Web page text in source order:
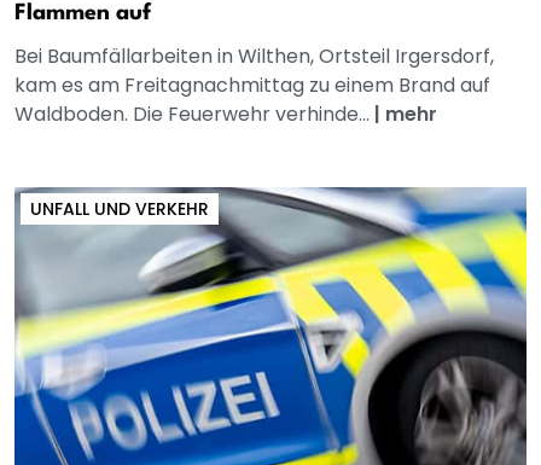
Flammen auf
Bei Baumfällarbeiten in Wilthen, Ortsteil Irgersdorf,
kam es am Freitagnachmittag zu einem Brand auf
Waldboden. Die Feuerwehr verhinde... | mehr
UNFALL UND VERKEHR